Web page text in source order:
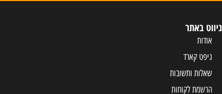
ניווט באתר
אודות
גיפט קארד
שאלות ותשובות
הרשמת לקוחות